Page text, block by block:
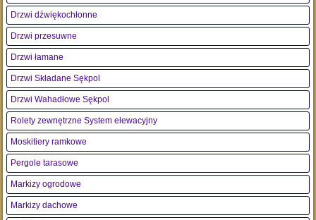
Drzwi dźwiękochłonne
Drzwi przesuwne
Drzwi łamane
Drzwi Składane Sękpol
Drzwi Wahadłowe Sękpol
Rolety zewnętrzne System elewacyjny
Moskitiery ramkowe
Pergole tarasowe
Markizy ogrodowe
Markizy dachowe